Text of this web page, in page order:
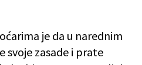
je da u narednim
svoje zasade i prate